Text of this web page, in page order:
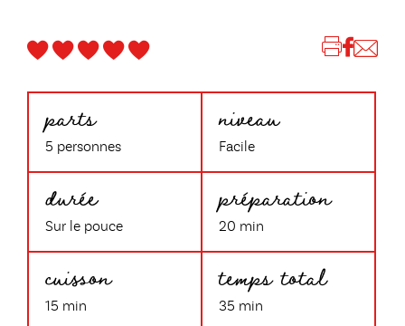
parts
5 personnes
niveau
Facile
durée
Sur le pouce
préparation
20 min
cuisson
15 min
temps total
35 min